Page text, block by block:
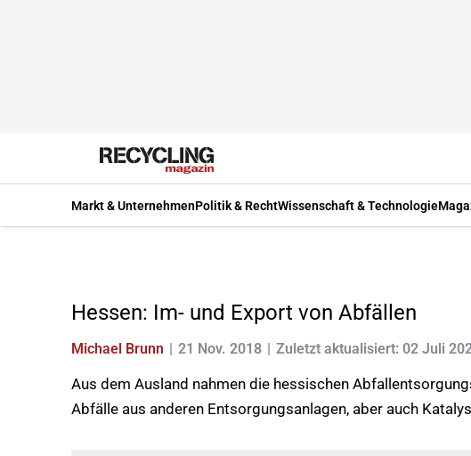
Markt & UnternehmenPolitik & RechtWissenschaft & Technologie
Hessen: Im- und Export von Abfällen
Michael Brunn 21 Nov. 2018 Zuletzt aktualisiert: 02 Juli
Aus dem Ausland nahmen die hessischen
Abfälle aus anderen Entsorgungsanlagen, aber auch